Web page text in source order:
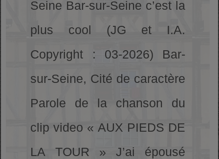
Seine Bar-sur-Seine c’est la
plus cool (JG et I.A.
Copyright : 03-2026) Bar-
sur-Seine, Cité de caractère
Parole de la chanson du
clip video « AUX PIEDS DE
LA TOUR » J’ai épousé